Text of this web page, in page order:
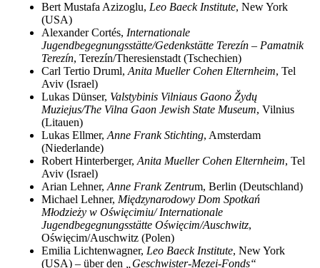
Bert Mustafa Azizoglu, Leo Baeck Institute, New York
(USA)
Alexander Cortés, Internationale
Jugendbegegnungsstätte/Gedenkstätte Terezín – Pamatnik
Terezín, Terezín/Theresienstadt (Tschechien)
Carl Tertio Druml, Anita Mueller Cohen Elternheim, Tel
Aviv (Israel)
Lukas Dünser, Valstybinis Vilniaus Gaono Žydų
Muziejus/The Vilna Gaon Jewish State Museum, Vilnius
(Litauen)
Lukas Ellmer, Anne Frank Stichting, Amsterdam
(Niederlande)
Robert Hinterberger, Anita Mueller Cohen Elternheim, Tel
Aviv (Israel)
Arian Lehner, Anne Frank Zentrum, Berlin (Deutschland)
Michael Lehner, Międzynarodowy Dom Spotkań
Młodzieży w Oświęcimiu/ Internationale
Jugendbegegnungsstätte Oświęcim/Auschwitz,
Oświęcim/Auschwitz (Polen)
Emilia Lichtenwagner, Leo Baeck Institute, New York
(USA) – über den
„Geschwister-Mezei-Fonds“